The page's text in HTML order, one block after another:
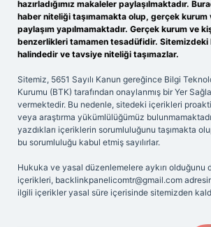
hazırladığımız makaleler paylaşılmaktadır.
haber niteliği taşımamakta olup, gerçek kurum
paylaşım yapılmamaktadır. Gerçek kurum ve
benzerlikleri tamamen tesadüfidir.
halindedir ve tavsiye niteliği taşımazlar.
Sitemiz, 5651 Sayılı Kanun gereğince Bilgi
Kurumu (BTK) tarafından onaylanmış bir Yer
vermektedir. Bu nedenle, sitedeki içerikleri
veya araştırma yükümlülüğümüz
yazdıkları içeriklerin sorumluluğunu taşımakta
bu sorumluluğu kabul etmiş sayılırlar.
Hukuka ve yasal düzenlemelere aykırı olduğunu
içerikleri, backlinkpanelicomtr@gmail.com
ilgili içerikler yasal süre içerisinde sitemizden